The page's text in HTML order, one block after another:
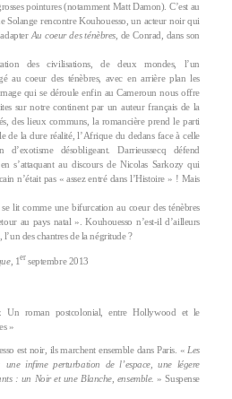
pointures (notamment Matt Damon). C’est au
Solange rencontre Kouhouesso, un acteur noir qui
Au coeur des ténèbres, de Conrad, dans son
des civilisations, de deux mondes, l’un
au coeur des ténèbres, avec en arrière plan les
qui se déroule enfin au Cameroun nous offre
sur notre continent par un auteur français de la
des lieux communs, la romancière prend le parti
de la dure réalité, l’Afrique du dedans face à celle
désobligeant. Darrieussecq défend
s’attaquant au discours de Nicolas Sarkozy qui
n’était pas « assez entré dans l’Histoire » ! Mais
lit comme une bifurcation au coeur des ténèbres
au pays natal ». Kouhouesso n’est-il d’ailleurs
des chantres de la négritude ?
, 1er septembre 2013
Un roman postcolonial, entre Hollywood et le
»
est noir, ils marchent ensemble dans Paris. « Les
une infime perturbation de l’espace, une légere
: un Noir et une Blanche, ensemble. » Suspense